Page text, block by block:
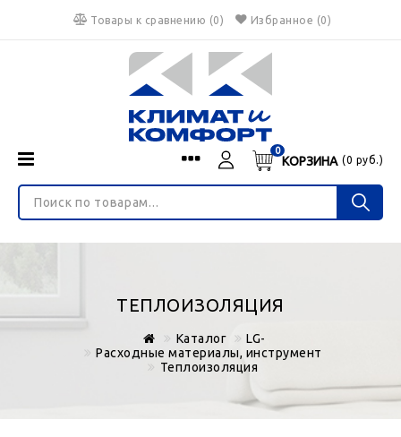
Товары к сравнению (0) Избранное (0)
Menu
Войти
€ $ руб.
КОРЗИНА
0
(0 руб.)
О нас
НЕ ЯВЛЯЕТСЯ ПУБЛИЧНОЙ ОФЕРТОЙ
Доставка и оплата
Блог
Контакты
ТЕПЛОИЗОЛЯЦИЯ
Каталог
LG-
Расходные материалы, инструмент
Теплоизоляция